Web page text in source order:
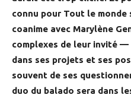
connu pour Tout le monde
coanime avec Marylène
complexes de leur invité —
dans ses projets et ses
souvent de ses
duo du balado sera dans